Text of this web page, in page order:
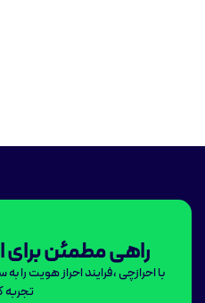
راهی مطمئن برای
با احرازچی ،فرایند احراز هویت را
تجربه